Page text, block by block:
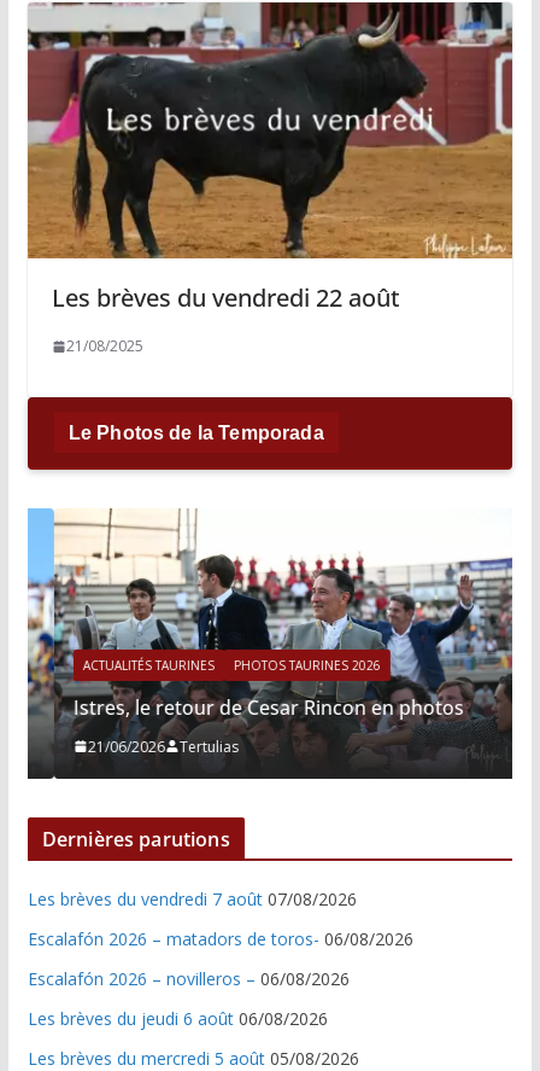
Les brèves du vendredi 22 août
21/08/2025
Le Photos de la Temporada
ACTUALITÉS TAURINES PHOTOS TAURINES 2026
Istres, le retour de Cesar Rincon en photos
21/06/2026 Tertulias
Dernières parutions
Les brèves du vendredi 7 août 07/08/2026
Escalafón 2026 – matadors de toros- 06/08/2026
Escalafón 2026 – novilleros – 06/08/2026
Les brèves du jeudi 6 août 06/08/2026
Les brèves du mercredi 5 août 05/08/2026